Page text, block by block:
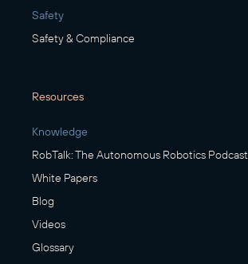
Safety
Safety & Compliance
Resources
Knowledge
RobTalk: The Autonomous Robotics Podcast
White Papers
Blog
Videos
Glossary